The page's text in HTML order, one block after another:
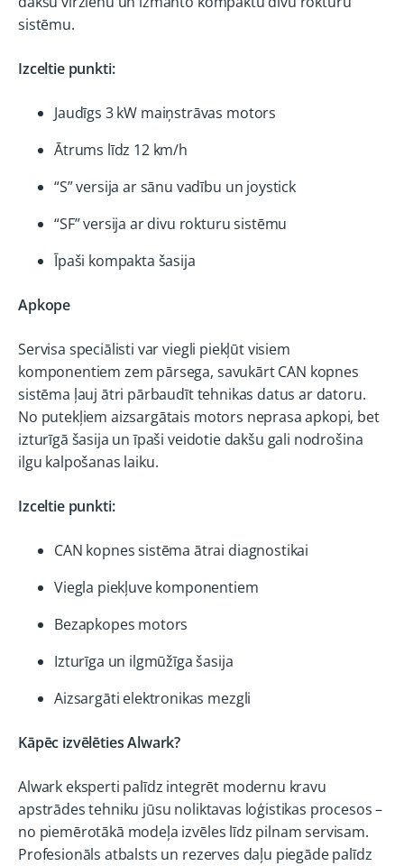
sistēmu.
Izceltie punkti:
Jaudīgs 3 kW maiņstrāvas motors
Ātrums līdz 12 km/h
“S” versija ar sānu vadību un joystick
“SF” versija ar divu rokturu sistēmu
Īpaši kompakta šasija
Apkope
Servisa speciālisti var viegli piekļūt visiem
komponentiem zem pārsega, savukārt CAN kopnes
sistēma ļauj ātri pārbaudīt tehnikas datus ar datoru.
No putekļiem aizsargātais motors neprasa apkopi, bet
izturīgā šasija un īpaši veidotie dakšu gali nodrošina
ilgu kalpošanas laiku.
Izceltie punkti:
CAN kopnes sistēma ātrai diagnostikai
Viegla piekļuve komponentiem
Bezapkopes motors
Izturīga un ilgmūžīga šasija
Aizsargāti elektronikas mezgli
Kāpēc izvēlēties Alwark?
Alwark eksperti palīdz integrēt modernu kravu
apstrādes tehniku jūsu noliktavas loģistikas procesos –
no piemērotākā modeļa izvēles līdz pilnam servisam.
Profesionāls atbalsts un rezerves daļu piegāde palīdz